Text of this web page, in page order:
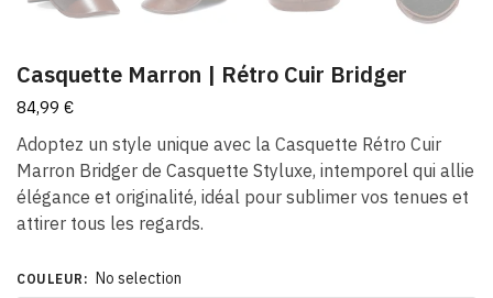
Casquette Marron | Rétro Cuir Bridger
84,99 €
Adoptez un style unique avec la Casquette Rétro Cuir
Marron Bridger de Casquette Styluxe, intemporel qui allie
élégance et originalité, idéal pour sublimer vos tenues et
attirer tous les regards.
COULEUR : No selection